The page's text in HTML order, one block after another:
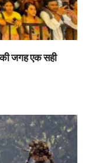
जगह एक सही